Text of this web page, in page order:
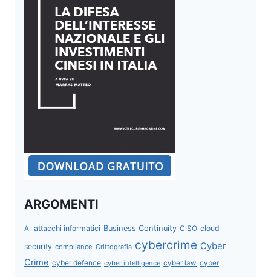
ARGOMENTI
AI attacchi informatici Business Continuity CISO cloud
security compliance Crittografia cybercrime Cyber
Crime cyber defence cyber intelligence cyber law cyber